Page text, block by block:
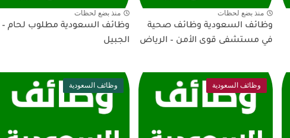
منذ بضع لحظات
وظائف السعودية وظائف صحية
في مستشفى قوى الأمن – الرياض
منذ بضع لحظات
وظائف السعودية مطلوب لحام –
الجبيل
وظائف السعودية وظائف السعودية